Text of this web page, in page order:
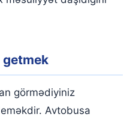
görmədiyiniz
Avtobusa